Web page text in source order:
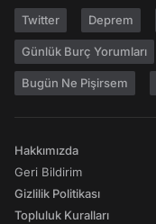
Twitter Deprem
Günlük Burç Yorumları
Bugün Ne Pişirsem
Hakkımızda
Geri Bildirim
Gizlilik Politikası
Topluluk Kuralları